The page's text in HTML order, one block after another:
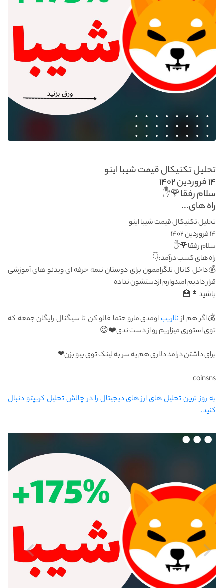
تحلیل تکنیکال قیمت شیبا اینو
۱۴ فروردین ۱۴۰۲
سلام رفقا🌹✋
راه های...
تحلیل تکنیکال قیمت شیبا اینو
۱۴ فروردین ۱۴۰۲
سلام رفقا🌹✋
راه های کسب درآمد:👇
💰داخل کانال تلگراممون برای دوستان نیمه حرفه ای ویدئو های آموزشی
قرار دادیم امیدوارم ازدستشون نداده
باشید👩‍🏫
💰اگر هم ازنااریباومدی مارو حتما فالو کن تا سیگنال رایگان جمعه که
توی استوری میزاریم رو از دست ندی❤️😉
برای داشتن درامد دلاری هم یه سر به لینک توی بیو بزن❤
coinsns
به روز ترین تحلیل های ارز های دیجیتال را در چالش تحلیل کریپتو دنبال
کنید.